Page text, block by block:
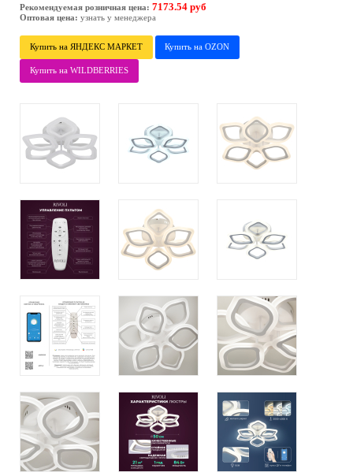
Рекомендуемая розничная цена: 7173.54 руб
Оптовая цена: узнать у менеджера
Купить на ЯНДЕКС МАРКЕТ Купить на OZON
Купить на WILDBERRIES